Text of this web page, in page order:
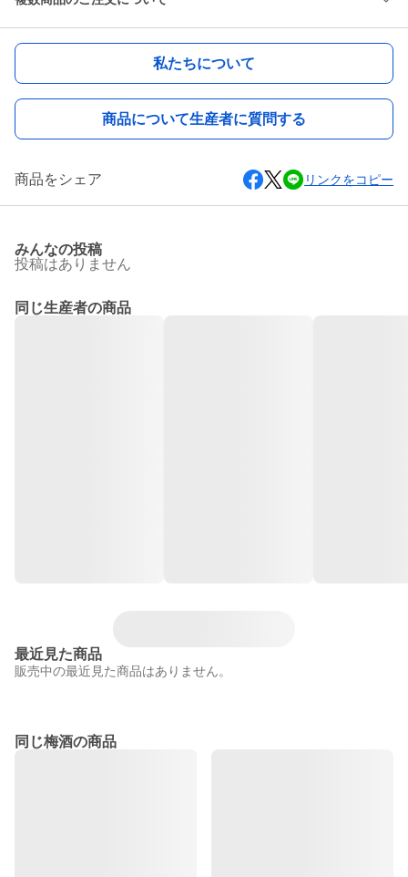
私たちについて
商品について生産者に質問する
商品をシェア リンクをコピー
みんなの投稿
投稿はありません
同じ生産者の商品
最近見た商品
販売中の最近見た商品はありません。
同じ梅酒の商品